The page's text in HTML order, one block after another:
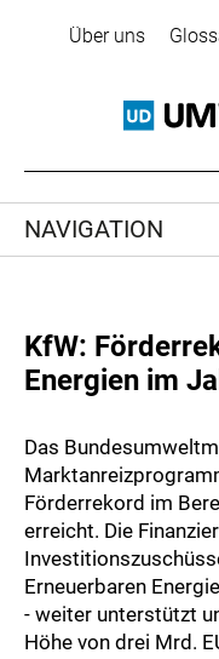
Über uns
NAVIGATION
KfW:
Energien im
Das
Förderrekord im
erreicht. Die
Erneuerbaren
- weiter unterstützt
Höhe von drei Mrd.